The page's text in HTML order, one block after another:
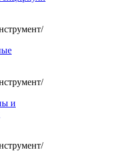
/
/
и
/